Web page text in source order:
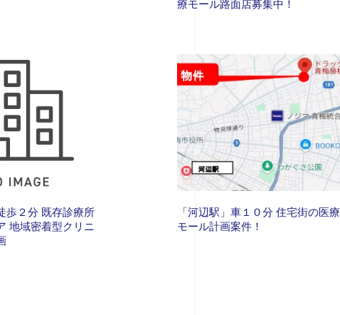
療モール路面店募集中！
歩２分 既存診療所
地域密着型クリニ
「河辺駅」車１０分 住宅街の医療
モール計画案件！